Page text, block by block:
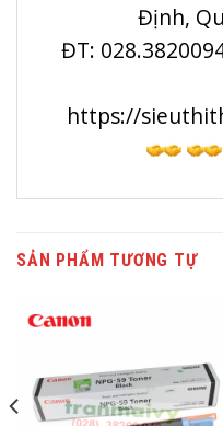
Định,
ĐT:
https://
SẢN PHẨM TƯƠNG TỰ